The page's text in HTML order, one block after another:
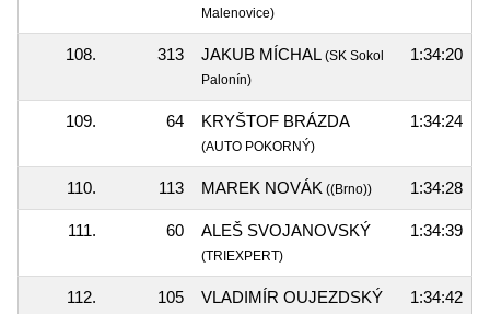
Malenovice)
108. 313 JAKUB MÍCHAL (SK Sokol
Palonín)
1:34:20
109. 64 KRYŠTOF BRÁZDA
(AUTO POKORNÝ)
1:34:24
110. 113 MAREK NOVÁK ((Brno)) 1:34:28
111. 60 ALEŠ SVOJANOVSKÝ
(TRIEXPERT)
1:34:39
112. 105 VLADIMÍR OUJEZDSKÝ 1:34:42